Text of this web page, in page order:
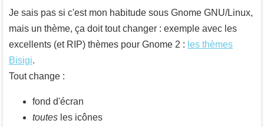
Je sais pas si c'est mon habitude sous Gnome GNU/Linux,
mais un thème, ça doit tout changer : exemple avec les
excellents (et RIP) thèmes pour Gnome 2 : les thèmes
Bisigi.
Tout change :
fond d'écran
toutes les icônes